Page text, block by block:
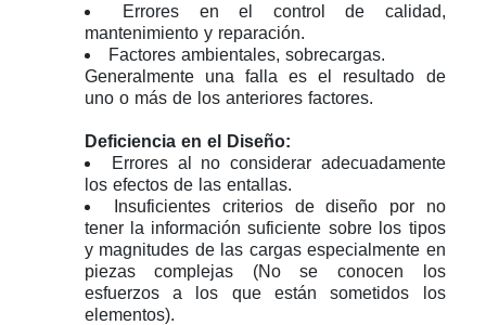
Errores en el control de calidad,
mantenimiento y reparación.
Factores ambientales, sobrecargas.
Generalmente una falla es el resultado de
uno o más de los anteriores factores.
Deficiencia en el Diseño:
Errores al no considerar adecuadamente
los efectos de las entallas.
Insuficientes criterios de diseño por no
tener la información suficiente sobre los tipos
y magnitudes de las cargas especialmente en
piezas complejas (No se conocen los
esfuerzos a los que están sometidos los
elementos).